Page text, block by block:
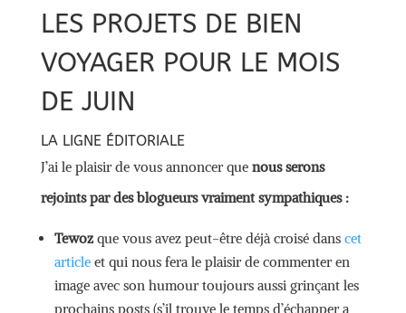
LES PROJETS DE BIEN
VOYAGER POUR LE MOIS
DE JUIN
LA LIGNE ÉDITORIALE
J’ai le plaisir de vous annoncer que nous serons
rejoints par des blogueurs vraiment sympathiques :
Tewozque vous avez peut-être déjà croisé dans cet
articleet qui nous fera le plaisir de commenter en
image avec son humour toujours aussi grinçant les
prochains posts (s’il trouve le temps d’échapper a